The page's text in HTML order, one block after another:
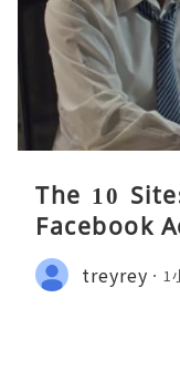
The 10
Facebook
treyrey 1